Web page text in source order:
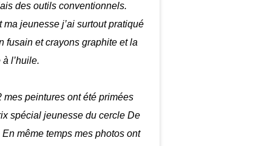
des outils conventionnels.
ma jeunesse j’ai surtout pratiqué
fusain et crayons graphite et la
l’huile.
mes peintures ont été primées
spécial jeunesse du cercle De
même temps mes photos ont